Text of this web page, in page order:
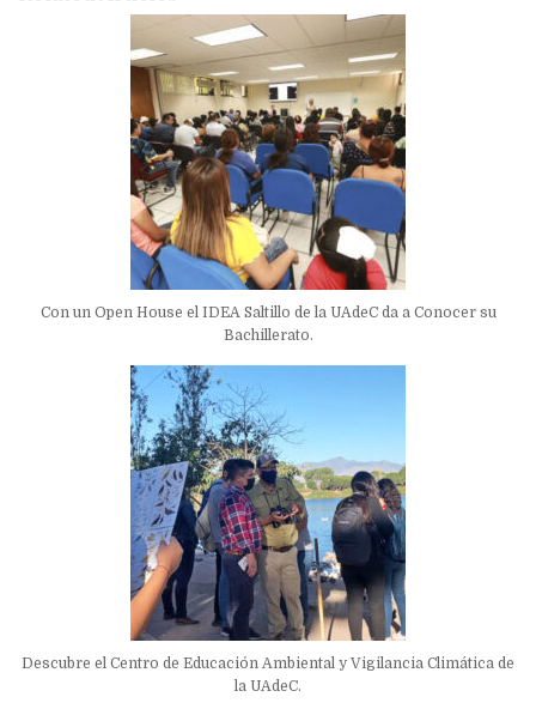
Con un Open House el IDEA Saltillo de la UAdeC da a Conocer su
Bachillerato.
Descubre el Centro de Educación Ambiental y Vigilancia Climática de
la UAdeC.